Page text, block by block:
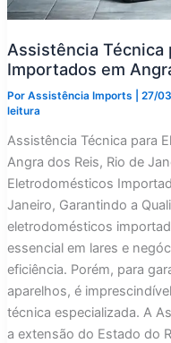
Assistência Técnica
Importados em
Por Assistência Imports 27/
leitura
Assistência Técnica para
Angra dos Reis, Rio de
Eletrodomésticos
Janeiro, Garantindo a
eletrodomésticos
essencial em lares e
eficiência. Porém, para
aparelhos, é
técnica especializada. A
a extensão do Estado do